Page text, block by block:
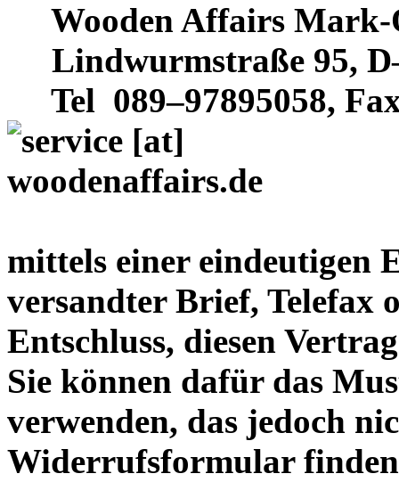
Wooden Affairs Mark-
Lindwurmstraße 95,
Tel 089–97895058,
mittels einer eindeutigen
versandter Brief, Telefax
Entschluss, diesen
Sie können dafür das
verwenden, das jedoch
Widerrufsformular